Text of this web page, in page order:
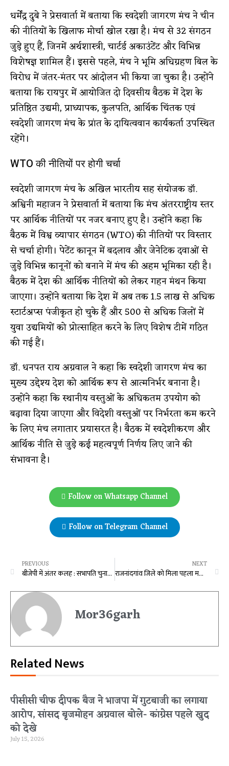
धर्मेंद्र दुबे ने प्रेसवार्ता में बताया कि स्वदेशी जागरण मंच ने चीन
की नीतियों के खिलाफ मोर्चा खोल रखा है। मंच से 32 संगठन
जुड़े हुए हैं, जिनमें अर्थशास्त्री, चार्टर्ड अकाउंटेंट और विभिन्न
विशेषज्ञ शामिल हैं। इससे पहले, मंच ने भूमि अधिग्रहण बिल के
विरोध में जंतर-मंतर पर आंदोलन भी किया जा चुका है। उन्होंने
बताया कि रायपुर में आयोजित दो दिवसीय बैठक में देश के
प्रतिष्ठित उद्यमी, प्राध्यापक, कुलपति, आर्थिक चिंतक एवं
स्वदेशी जागरण मंच के प्रांत के दायित्ववान कार्यकर्ता उपस्थित
रहेंगे।
WTO की नीतियों पर होगी चर्चा
स्वदेशी जागरण मंच के अखिल भारतीय सह संयोजक डॉ.
अश्विनी महाजन ने प्रेसवार्ता में बताया कि मंच अंतरराष्ट्रीय स्तर
पर आर्थिक नीतियों पर नजर बनाए हुए है। उन्होंने कहा कि
बैठक में विश्व व्यापार संगठन (WTO) की नीतियों पर विस्तार
से चर्चा होगी। पेटेंट कानून में बदलाव और जेनेटिक दवाओं से
जुड़े विभिन्न कानूनों को बनाने में मंच की अहम भूमिका रही है।
बैठक में देश की आर्थिक नीतियों को लेकर गहन मंथन किया
जाएगा। उन्होंने बताया कि देश में अब तक 1.5 लाख से अधिक
स्टार्टअप्स पंजीकृत हो चुके हैं और 500 से अधिक जिलों में
युवा उद्यमियों को प्रोत्साहित करने के लिए विशेष टीमें गठित
की गई हैं।
डॉ. धनपत राय अग्रवाल ने कहा कि स्वदेशी जागरण मंच का
मुख्य उद्देश्य देश को आर्थिक रूप से आत्मनिर्भर बनाना है।
उन्होंने कहा कि स्थानीय वस्तुओं के अधिकतम उपयोग को
बढ़ावा दिया जाएगा और विदेशी वस्तुओं पर निर्भरता कम करने
के लिए मंच लगातार प्रयासरत है। बैठक में स्वदेशीकरण और
आर्थिक नीति से जुड़े कई महत्वपूर्ण निर्णय लिए जाने की
संभावना है।
Follow on Whatsapp Channel
Follow on Telegram Channel
PREVIOUS
बीजेपी में अंतर कलह : सभापति चुनाव में बीजेपी की हार, मान मनौवल में नहीं बनी बात, बागी प्रत्याशी नूतन ठाकुर को चुना गया सभापति
NEXT
राजनांदगांव जिले को मिला पहला महिला थाना, विधानसभा अध्यक्ष रमन सिंह ने किया शुभारंभ
Mor36garh
Related News
पीसीसी चीफ दीपक बैज ने भाजपा में गुटबाजी का लगाया
आरोप, सांसद बृजमोहन अग्रवाल बोले- कांग्रेस पहले खुद
को देखे
July 15, 2026